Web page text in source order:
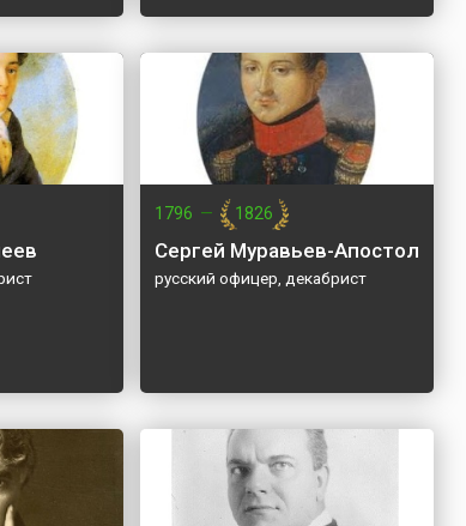
1796 — 1826
Сергей Муравьев-Апостол
русский офицер, декабрист